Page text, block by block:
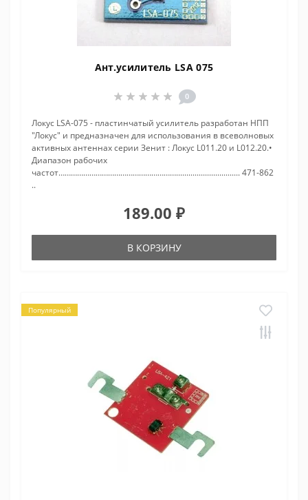
Ант.усилитель LSA 075
0
Локус LSA-075 - пластинчатый усилитель разработан НПП
"Локус" и предназначен для использования в всеволновых
активных антеннах серии Зенит : Локус L011.20 и L012.20.•
Диапазон рабочих
частот…………………………………………………............................... 471-862
..
189.00 ₽
В КОРЗИНУ
Популярный